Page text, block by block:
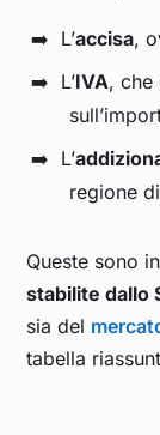
L’accisa,
L’IVA, che
L’
regione
Queste sono
stabilite dallo
sia del
tabella